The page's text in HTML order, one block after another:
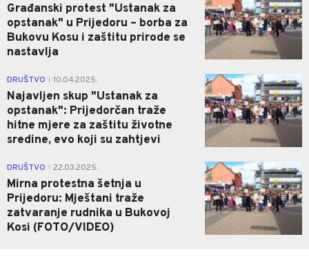
Građanski protest "Ustanak za
opstanak" u Prijedoru – borba za
Bukovu Kosu i zaštitu prirode se
nastavlja
DRUŠTVO 10.04.2025.
Najavljen skup "Ustanak za
opstanak": Prijedorčan traže
hitne mjere za zaštitu životne
sredine, evo koji su zahtjevi
0
DRUŠTVO 22.03.2025.
Mirna protestna šetnja u
Prijedoru: Mještani traže
zatvaranje rudnika u Bukovoj
Kosi (FOTO/VIDEO)
1